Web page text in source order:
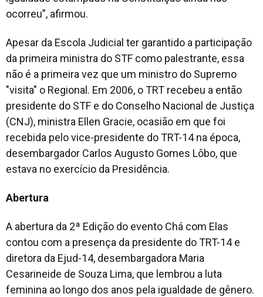
ocorreu”, afirmou.
Apesar da Escola Judicial ter garantido a participação
da primeira ministra do STF como palestrante, essa
não é a primeira vez que um ministro do Supremo
"visita" o Regional. Em 2006, o TRT recebeu a então
presidente do STF e do Conselho Nacional de Justiça
(CNJ), ministra Ellen Gracie, ocasião em que foi
recebida pelo vice-presidente do TRT-14 na época,
desembargador Carlos Augusto Gomes Lôbo, que
estava no exercício da Presidência.
Abertura
A abertura da 2ª Edição do evento Chá com Elas
contou com a presença da presidente do TRT-14 e
diretora da Ejud-14, desembargadora Maria
Cesarineide de Souza Lima, que lembrou a luta
feminina ao longo dos anos pela igualdade de gênero.